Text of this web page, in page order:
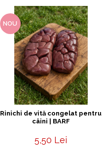
NOU
Rinichi de vită congelat pentru
câini | BARF
5,50 Lei